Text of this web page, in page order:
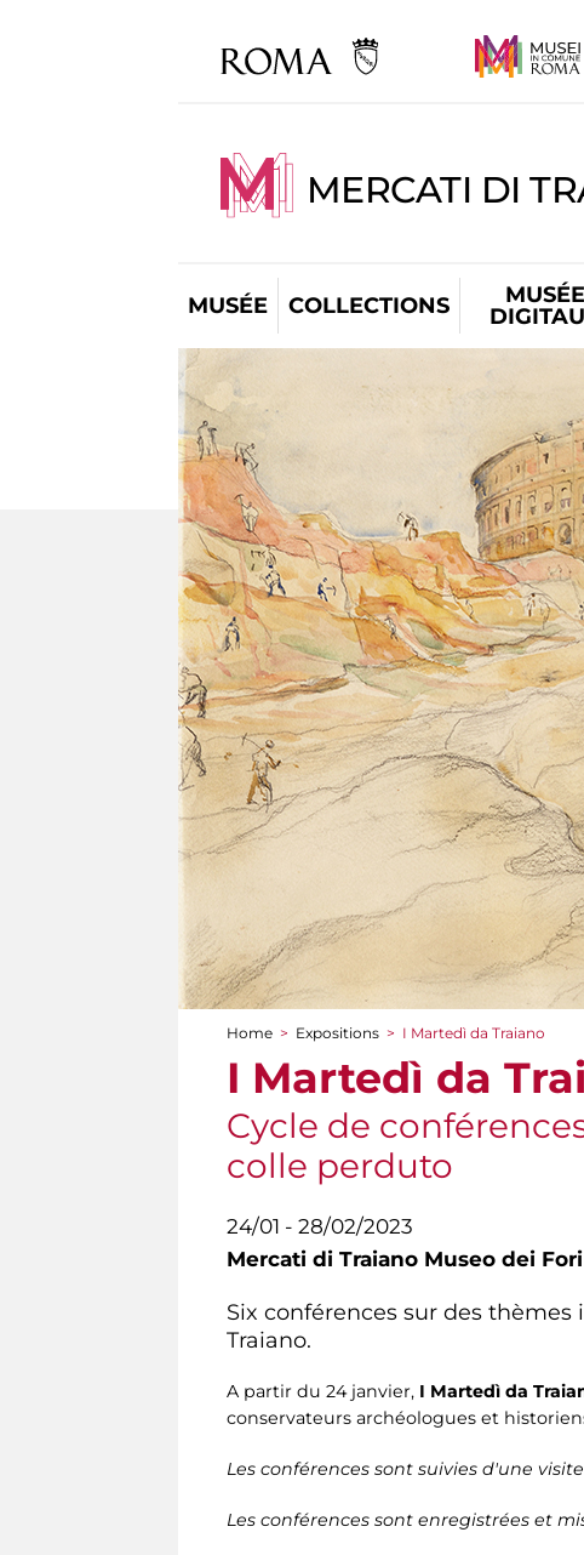
MERCATI DI
MUSÉE COLLECTIONS
MUSÉE
You are here
Home > Expositions > I Martedì da Traiano
I Martedì da
Cycle de
colle perduto
24/01 - 28/02/2023
Mercati di Traiano Museo dei
Six conférences sur des
Traiano.
A partir du 24 janvier, I Martedì da
conservateurs archéologues et
Les conférences sont suivies d'une
Les conférences sont enregistrées et